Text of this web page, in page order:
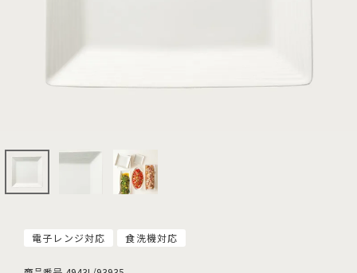
電子レンジ対応 食洗機対応